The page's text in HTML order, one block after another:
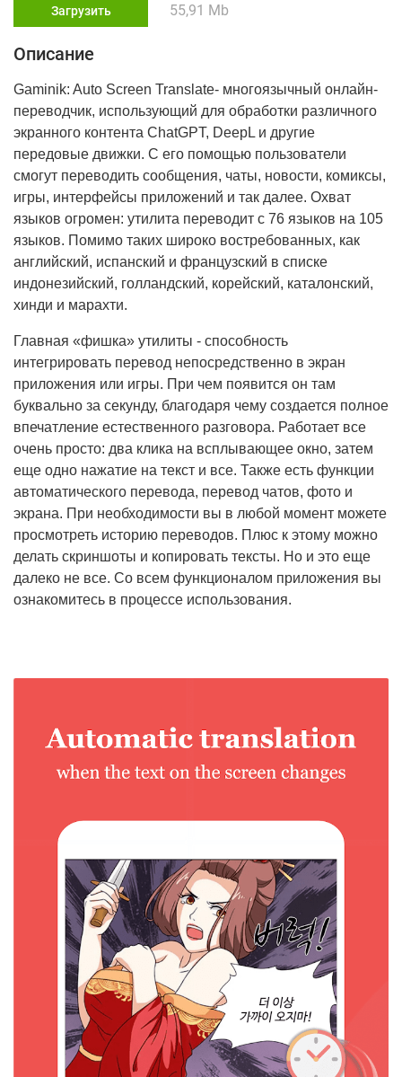
Загрузить 55,91 Mb
Описание
Gaminik: Auto Screen Translate- многоязычный онлайн-
переводчик, использующий для обработки различного
экранного контента ChatGPT, DeepL и другие
передовые движки. С его помощью пользователи
смогут переводить сообщения, чаты, новости, комиксы,
игры, интерфейсы приложений и так далее. Охват
языков огромен: утилита переводит с 76 языков на 105
языков. Помимо таких широко востребованных, как
английский, испанский и французский в списке
индонезийский, голландский, корейский, каталонский,
хинди и марахти.
Главная «фишка» утилиты - способность
интегрировать перевод непосредственно в экран
приложения или игры. При чем появится он там
буквально за секунду, благодаря чему создается полное
впечатление естественного разговора. Работает все
очень просто: два клика на всплывающее окно, затем
еще одно нажатие на текст и все. Также есть функции
автоматического перевода, перевод чатов, фото и
экрана. При необходимости вы в любой момент можете
просмотреть историю переводов. Плюс к этому можно
делать скриншоты и копировать тексты. Но и это еще
далеко не все. Со всем функционалом приложения вы
ознакомитесь в процессе использования.